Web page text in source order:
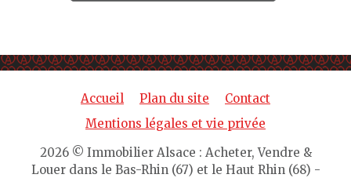
Accueil Plan du site
Contact
Mentions légales et vie privée
2026 © Immobilier Alsace : Acheter, Vendre &
Louer dans le Bas-Rhin (67) et le Haut Rhin (68) -